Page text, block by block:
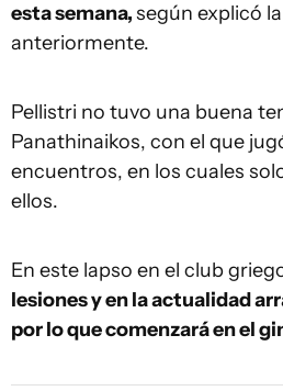
esta semana,según explicó
anteriormente.
Pellistri no tuvo una buena
Panathinaikos, con el que
encuentros, en los cuales
ellos.
En este lapso en el club
lesiones y en la actualidad
por lo que comenzará en el